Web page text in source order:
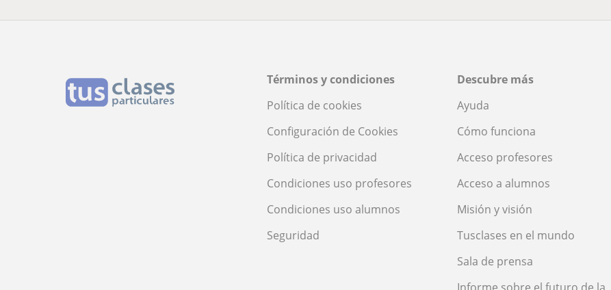
Términos y condiciones
Política de cookies
Configuración de Cookies
Política de privacidad
Condiciones uso profesores
Condiciones uso alumnos
Seguridad
Descubre más
Ayuda
Cómo funciona
Acceso profesores
Acceso a alumnos
Misión y visión
Tusclases en el mundo
Sala de prensa